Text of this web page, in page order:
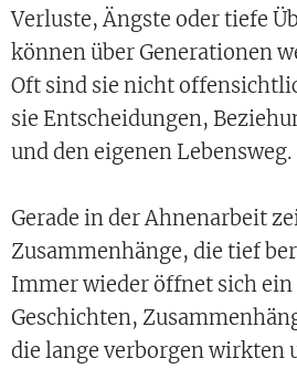
Verluste, Ängste oder tiefe
können über Generationen
Oft sind sie nicht
sie Entscheidungen,
und den eigenen Lebensweg.
Gerade in der Ahnenarbeit
Zusammenhänge, die tief
Immer wieder öffnet sich ein
Geschichten,
die lange verborgen wirkten